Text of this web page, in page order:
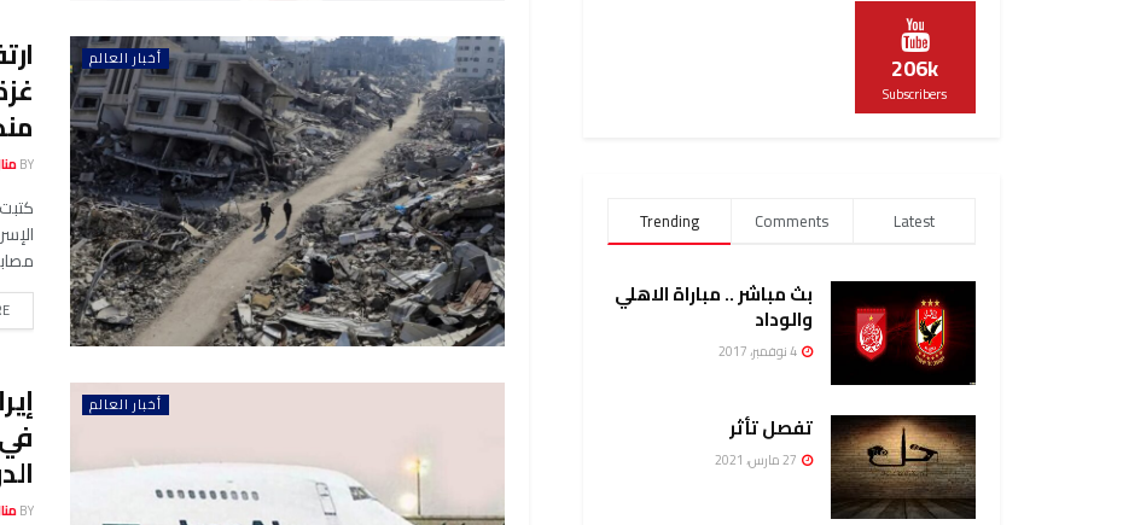
أخبار العالم
BY
مصابا،
أخبار العالم
BY
206k
Subscribers
Trending Comments Latest
بث مباشر .. مباراة الاهلي
والوداد
تفصل تأثر